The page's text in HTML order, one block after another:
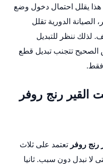
يقلل احتمال دخول وضع
الدورية تقلل
لذلك ننظر للتبديل
الصحيح تتجنب تبديل قطع
فقط.
القير رنج روفر
رنج روفر تعتمد على ثلاث
لا نبدل دون سبب. ثانيا